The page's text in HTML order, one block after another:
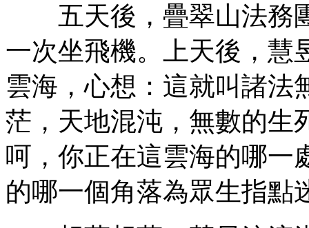
五天後，疊翠山法務
一次坐飛機。上天後，慧
雲海，心想：這就叫諸法
茫，天地混沌，無數的生
呵，你正在這雲海的哪一
的哪一個角落為眾生指點